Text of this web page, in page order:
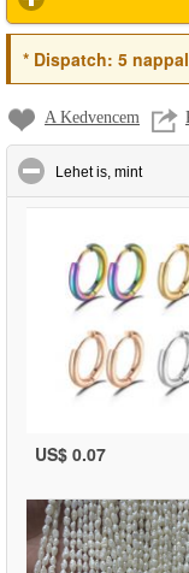
*Dispatch: 5 nappal
A Kedvencem
Lehet is, mintclick to
US$ 0.07